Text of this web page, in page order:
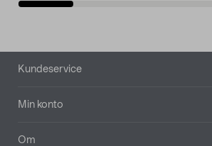
Bunntekst
Kundeservice
Min konto
Om